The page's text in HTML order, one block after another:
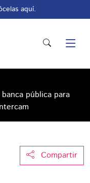
aquí.
pública para
Compartir